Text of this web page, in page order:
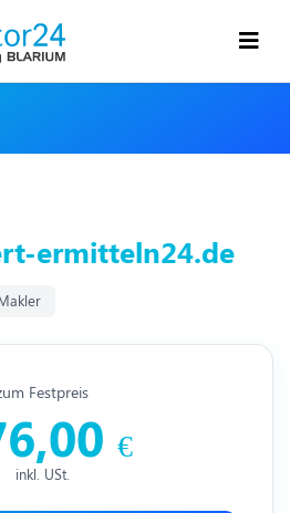
ermitteln24.de
Festpreis
€
inkl. USt.